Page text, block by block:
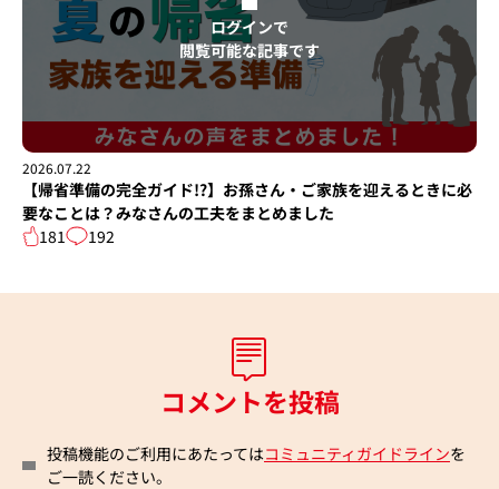
ログインで
閲覧可能な記事です
2026.07.22
【帰省準備の完全ガイド!?】お孫さん・ご家族を迎えるときに必
要なことは？みなさんの工夫をまとめました
181
192
コメントを投稿
投稿機能のご利用にあたってはコミュニティガイドラインを
ご一読ください。